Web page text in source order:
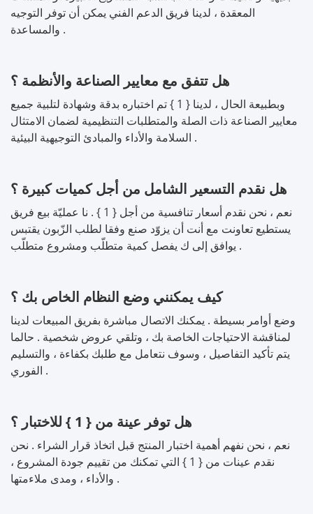
المعقدة ، لدينا فريق الدعم الفني يمكن أن توفر التوجيه
والمساعدة .
هل تتفق مع معايير الصناعة والأنظمة ؟
وبطبيعة الحال ، لدينا { 1 } تم اختباره بدقة وشهادة لتلبية جميع
معايير الصناعة ذات الصلة والمتطلبات التنظيمية لضمان الامتثال
السلامة والأداء والمبادئ التوجيهية البيئية .
هل نقدم التسعير الشامل من أجل كميات كبيرة ؟
نعم ، نحن نقدم أسعار تنافسية من أجل { 1 } . نا عمليّة بيع فريق
يستطيع تعاونت مع أنت أن يزوّد صنع وفقا لطلب الزّبون يقتبس
يوافق إلى ك يفصل كمية متطلّب ومشروع متطلّب .
كيف يمكنني وضع النظام الخاص بك ؟
وضع أوامر بسيطة . يمكنك الاتصال مباشرة بفريق المبيعات لدينا
لمناقشة الاحتياجات الخاصة بك ، وتلقي عروض شخصية . حالما
يتم تأكيد التفاصيل ، وسوف نتعامل مع طلبك بكفاءة ، والتسليم
الفوري .
هل توفر عينة من { 1 } للاختبار ؟
نعم ، نحن نفهم أهمية اختبار المنتج قبل اتخاذ قرار الشراء . نحن
نقدم عينات من { 1 } التي تمكنك من تقييم جودة المشروع ،
والأداء ، ومدى ملاءمتها .